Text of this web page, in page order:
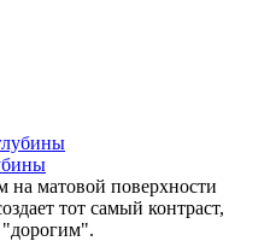
матовой поверхности
тот самый контраст,